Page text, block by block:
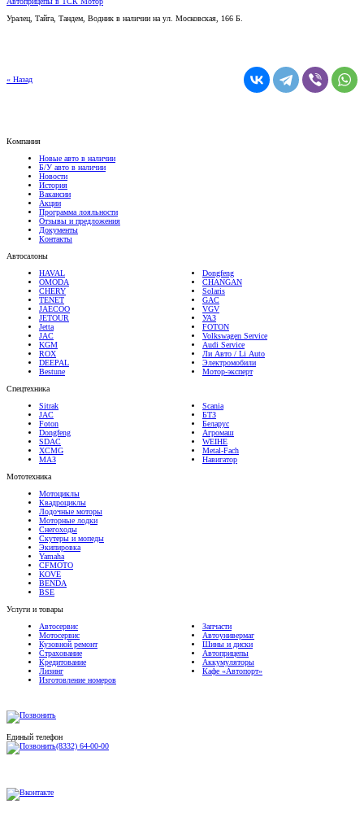
Уралец, Тайга, Тандем, Водник в наличии на ул. Московская, 166 Б.
Новые авто в наличии
Б/У авто в наличии
Новости
История
Вакансии
Акции
Программа лояльности
Отзывы и предложения
Документы
Контакты
Автосалоны
HAVAL
OMODA
CHERY
TENET
JAECOO
JETOUR
Jetta
JAC
KGM
ROX
DEEPAL
Bestune
CHANGAN
Solaris
GAC
VGV
УАЗ
FOTON
Volkswagen Service
Audi Service
Ли Авто / Li Auto
Электромобили
Мотор-эксперт
Спецтехника
Sitrak
JAC
Foton
Dongfeng
SDAC
XCMG
МАЗ
БТЗ
Беларус
Агромаш
WEIHE
Metal-Fach
Навигатор
Мототехника
Мотоциклы
Квадроциклы
Лодочные моторы
Моторные лодки
Снегоходы
Скутеры и мопеды
Экипировка
Yamaha
CFMOTO
KOVE
BENDA
BSE
Услуги и товары
Автосервис
Мотосервис
Кузовной ремонт
Страхование
Кредитование
Лизинг
Изготовление номеров
Автоунивермаг
Шины и диски
Автоприцепы
Аккумуляторы
Кафе «Автопорт»
Единый телефон